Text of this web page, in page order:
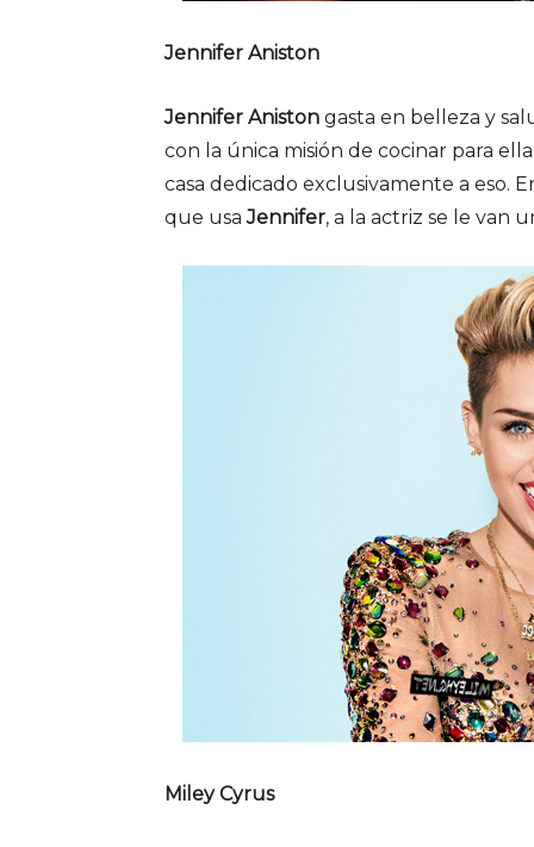
Jennifer Aniston
Jennifer Aniston gasta en belleza y
con la única misión de cocinar para
casa dedicado exclusivamente a eso.
que usaJennifer, a la actriz se le van
Miley Cyrus